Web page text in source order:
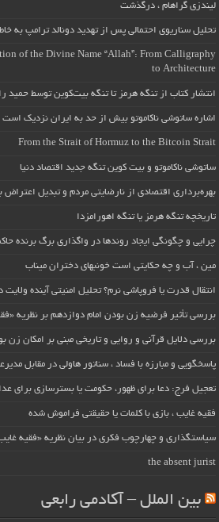
لیندزی گراهام ، درگذشت
تحلیل سناریوی احتمالی پس از تهدید دونالد ترامپ به
of the Divine Name “Allah”: From Calligraphy
to Architecture
انتشار کتاب از تنگه هرمز تا تنگه بیت‌کوین توسط حمید
اشاره ساتوشی ناکاموتو بیش از حد به ایران نزدیک است
From the Strait of Hormuz to the Bitcoin Strait
ساتوشی ناکاموتو و بیت کوین تنگه جدید اقتصاد دنیا
بهره‌برداری اقتصادی از نارضایتی مردم و تبدیل اعتراض
تاریخچه تنگه هرمز یا تنگه اهورامزدا
چرایی و چگونگی ایجاد روندها در واگذاری برگ برنده
مین ، آب و چه حکایتی است خونبهای دختران میناب
انتقال قدرت یا فروپاشی نرم؟ تحلیل امنیتی آینده ولایت
بررسی تأثیر فرضیه زن بودن امام دوازدهم بر نظریه
بررسی دلایل قرآنی و روایی و تاریخی مبنی بر امکان
پاسخگویی و مبارزه با فساد ، سناتور هاولی در مقابل
تعجیل فرج: دعا برای ظهور، حکومت یا بسترسازی برای
فقیه غایب ، بازی با کلمات یا حقیقتی فراموش شده
سیاستگذاری و چهارچوب فکری در بیان نظریه «فقیه
the absent jurist
بین الملل – آکادمی رابعی